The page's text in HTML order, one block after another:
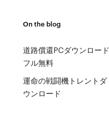
On the blog
道路償還PCダウンロード
フル無料
運命の戦闘機トレントダ
ウンロード